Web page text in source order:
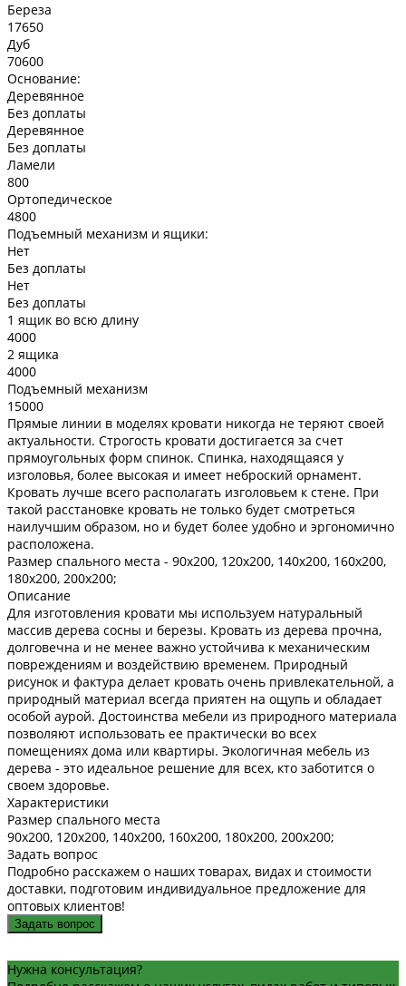
Береза
17650
Дуб
70600
Основание:
Деревянное
Без доплаты
Деревянное
Без доплаты
Ламели
800
Ортопедическое
4800
Подъемный механизм и ящики:
Нет
Без доплаты
Нет
Без доплаты
1 ящик во всю длину
4000
2 ящика
4000
Подъемный механизм
15000
Прямые линии в моделях кровати никогда не теряют своей
актуальности. Строгость кровати достигается за счет
прямоугольных форм спинок. Спинка, находящаяся у
изголовья, более высокая и имеет неброский орнамент.
Кровать лучше всего располагать изголовьем к стене. При
такой расстановке кровать не только будет смотреться
наилучшим образом, но и будет более удобно и эргономично
расположена.
Размер спального места - 90х200, 120х200, 140х200, 160х200,
180х200, 200х200;
Описание
Для изготовления кровати мы используем натуральный
массив дерева сосны и березы. Кровать из дерева прочна,
долговечна и не менее важно устойчива к механическим
повреждениям и воздействию временем. Природный
рисунок и фактура делает кровать очень привлекательной, а
природный материал всегда приятен на ощупь и обладает
особой аурой. Достоинства мебели из природного материала
позволяют использовать ее практически во всех
помещениях дома или квартиры. Экологичная мебель из
дерева - это идеальное решение для всех, кто заботится о
своем здоровье.
Характеристики
Размер спального места
90х200, 120х200, 140х200, 160х200, 180х200, 200х200;
Задать вопрос
Подробно расскажем о наших товарах, видах и стоимости
доставки, подготовим индивидуальное предложение для
оптовых клиентов!
Задать вопрос
Нужна консультация?